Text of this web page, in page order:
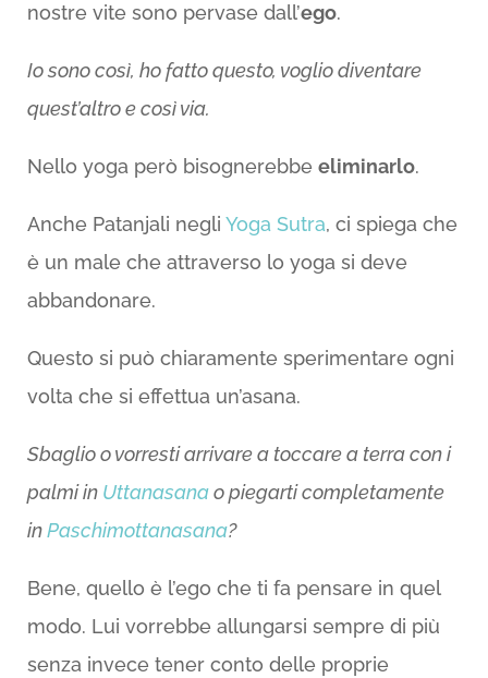
nostre vite sono pervase dall’ego.
Io sono così, ho fatto questo, voglio diventare
quest’altro e così via.
Nello yoga però bisognerebbe eliminarlo.
Anche Patanjali negli Yoga Sutra, ci spiega che
è un male che attraverso lo yoga si deve
abbandonare.
Questo si può chiaramente sperimentare ogni
volta che si effettua un’asana.
Sbaglio o vorresti arrivare a toccare a terra con i
palmi in Uttanasanao piegarti completamente
inPaschimottanasana?
Bene, quello è l’ego che ti fa pensare in quel
modo. Lui vorrebbe allungarsi sempre di più
senza invece tener conto delle proprie